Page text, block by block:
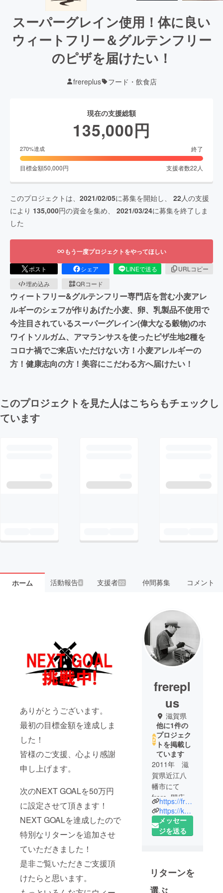
スーパーグレイン使用！体に良い
ウィートフリー＆グルテンフリー
のピザを届けたい！
frereplus フード・飲食店
現在の支援総額
135,000円
270%達成 終了
目標金額50,000円 支援者数22 人
このプロジェクトは、 2021/02/05に募集を開始し、 22人の支援
により 135,000円の資金を集め、 2021/03/24に募集を終了しま
した
もう一度プロジェクトをやってほしい
ポスト シェア LINEで送る
URLコピー
埋め込み
QRコード
ウィートフリー&グルテンフリー専門店を営む小麦アレ
ルギーのシェフが作りあげた小麦、卵、乳製品不使用で
今注目されているスーパーグレイン(偉大なる穀物)のホ
ワイトソルガム、アマランサスを使ったピザ生地2種を
コロナ禍でご来店いただけない方！小麦アレルギーの
方！健康志向の方！美容にこだわる方へ届けたい！
このプロジェクトを見た人はこちらもチェックし
ています
ホーム 活動報告4 支援者22 仲間募集 コメント
ありがとうございます。
最初の目標金額を達成しま
した！
皆様のご支援、心より感謝
申し上げます。
次のNEXT GOALを50万円
に設定させて頂きます！
NEXT GOALを達成したので
特別なリターンを追加させ
ていただきました！
是非ご覧いただきご支援頂
けたらと思います。
frerepl
us
滋賀県
他に1件の
プロジェク
トを掲載し
ています
2011年 滋
賀県近江八
幡市にて
frere+開店
2020年 滋
賀県近江八
幡市にて2店
色々なジャ
ンルの飲食
https://frere-plus.gorp.jp/
https://kd6t301.gorp.jp/
メッセー
ジを送る
リターンを
選ぶ